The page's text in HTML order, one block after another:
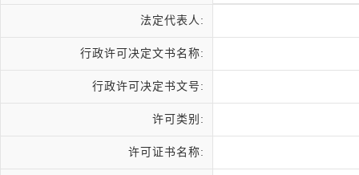
法定代表人:
行政许可决定文书名称:
行政许可决定书文号:
许可类别:
许可证书名称: